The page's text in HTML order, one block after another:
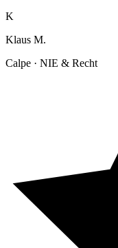
K
Klaus M.
Calpe · NIE & Recht